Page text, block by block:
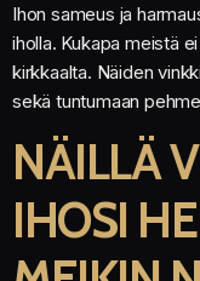
Ihon sameus ja
iholla. Kukapa meistä
kirkkaalta. Näiden
sekä tuntumaan
NÄILLÄ
IHOSI